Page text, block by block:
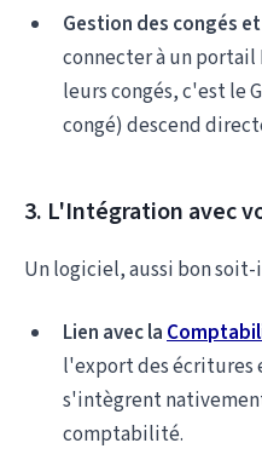
Gestion des congés
connecter à un portail
leurs congés, c'est le
congé) descend
3. L'Intégration avec
Un logiciel, aussi bon
Lien avec la
l'export des écritures
s'intègrent
comptabilité.